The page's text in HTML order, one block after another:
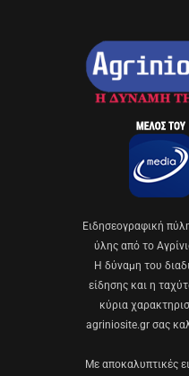
Eιδησεογραφική
ύλης από το
Η δύναμη του
είδησης και η
κύρια
agriniosite.gr σας
Με αποκαλυπτικές